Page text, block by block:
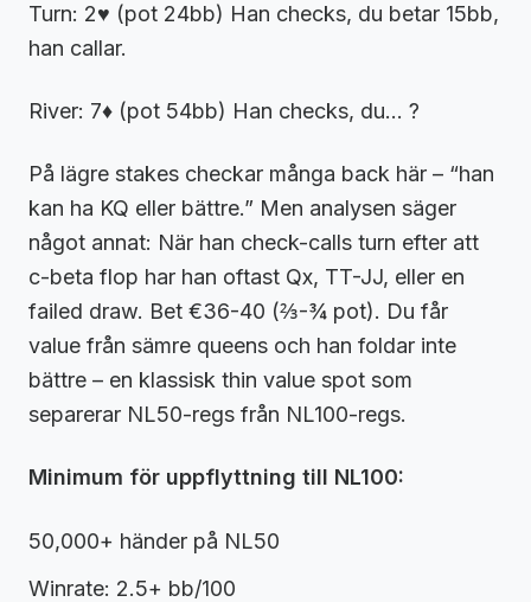
Turn: 2♥ (pot 24bb) Han checks, du betar 15bb,
han callar.
River: 7♦ (pot 54bb) Han checks, du… ?
På lägre stakes checkar många back här – “han
kan ha KQ eller bättre.” Men analysen säger
något annat: När han check-calls turn efter att
c-beta flop har han oftast Qx, TT-JJ, eller en
failed draw. Bet €36-40 (⅔-¾ pot). Du får
value från sämre queens och han foldar inte
bättre – en klassisk thin value spot som
separerar NL50-regs från NL100-regs.
Minimum för uppflyttning till NL100:
50,000+ händer på NL50
Winrate: 2.5+ bb/100